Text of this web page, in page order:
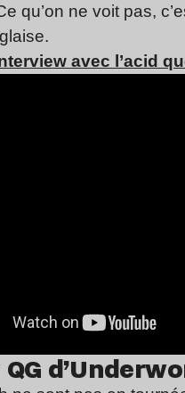
qu’on ne voit pas,
avec l’acid